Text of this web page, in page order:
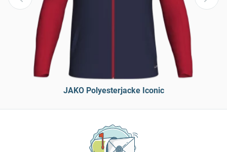
JAKO Polyesterjacke Iconic